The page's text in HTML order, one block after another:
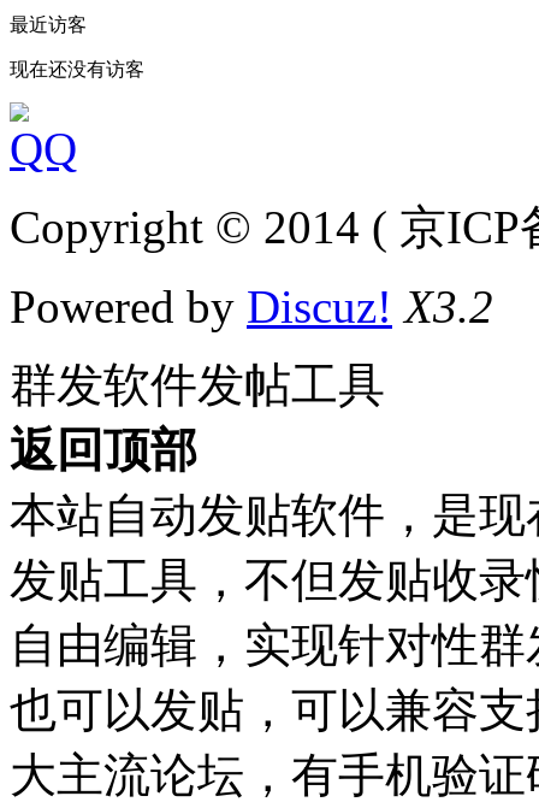
最近访客
现在还没有访客
Copyright © 2014 ( 京ICP
Powered by Discuz! X3.2
群发软件发帖工具
返回顶部
本站自动发贴软件，是
发贴工具，不但发贴收
自由编辑，实现针对性
也可以发贴，可以兼容支
大主流论坛，有手机验